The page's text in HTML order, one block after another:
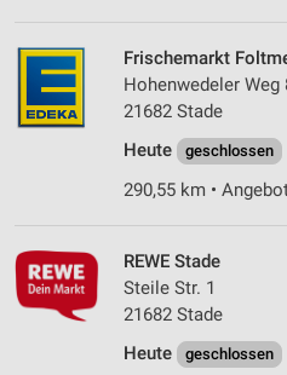
Frischemarkt
Hohenwedeler Weg
21682 Stade
Heute
geschlossen
290,55 km •
REWE Stade
Steile Str. 1
21682 Stade
Heute
geschlossen